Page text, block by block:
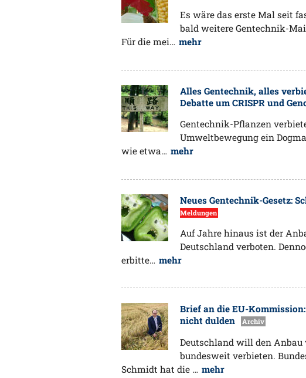
Es wäre das erste Mal seit
bald weitere Gentechnik-
Für die mei… mehr
Alles Gentechnik, alles
Debatte um CRISPR und
Gentechnik-Pflanzen
Umweltbewegung ein
wie etwa… mehr
Neues Gentechnik-Gesetz:
Meldungen
Auf Jahre hinaus ist der
Deutschland verboten.
erbitte… mehr
Brief an die EU-
nicht dulden
Archiv
Deutschland will den
bundesweit verbieten.
Schmidt hat die … mehr